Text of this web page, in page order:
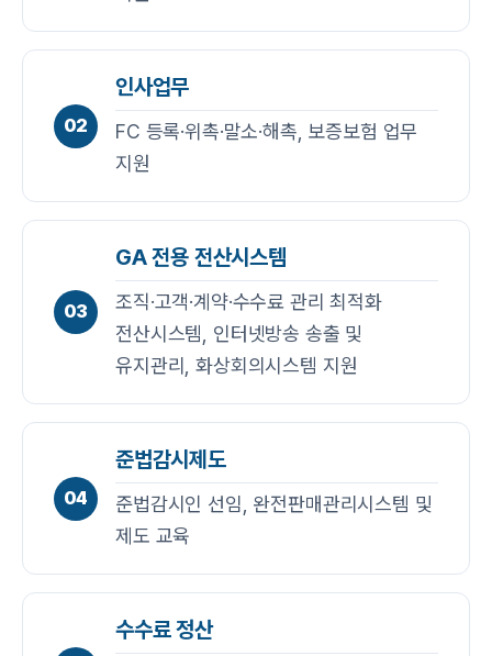
02
인사업무
FC 등록·위촉·말소·해촉, 보증보험 업무
지원
03
GA 전용 전산시스템
조직·고객·계약·수수료 관리 최적화
전산시스템, 인터넷방송 송출 및
유지관리, 화상회의시스템 지원
04
준법감시제도
준법감시인 선임, 완전판매관리시스템 및
제도 교육
수수료 정산